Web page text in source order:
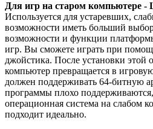
Для игр на старом компьютере -
Используется для устаревших,
возможности иметь больший
возможности и функции
игр. Вы сможете играть при
джойстика. После установки этой
компьютер превращается в
должен поддерживать 64-битную
программы плохо
операционная система на слабом
подходит идеально.